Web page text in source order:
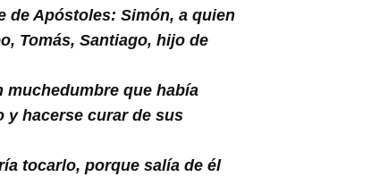
de Apóstoles: Simón, a quien
Tomás, Santiago, hijo de
que había
y hacerse curar de sus
tocarlo, porque salía de él